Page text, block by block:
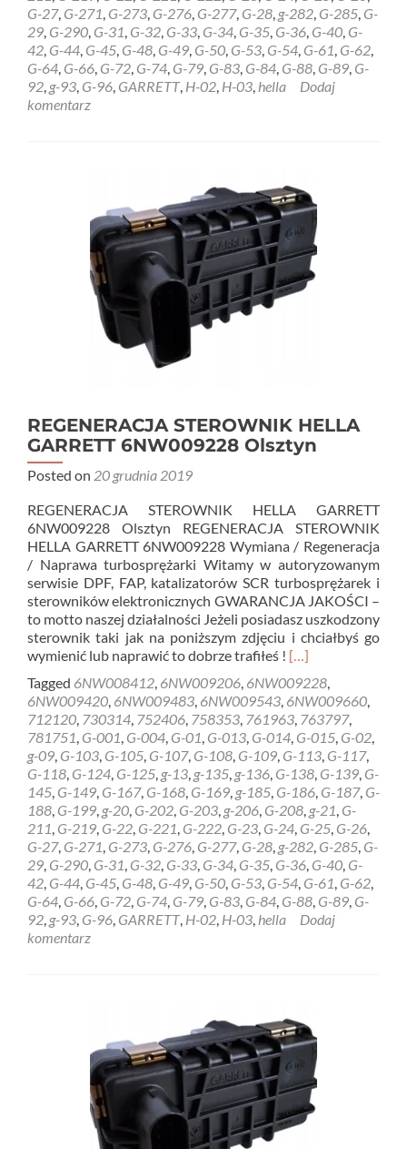
G-27, G-271, G-273, G-276, G-277, G-28, g-282, G-285, G-
29, G-290, G-31, G-32, G-33, G-34, G-35, G-36, G-40, G-
42, G-44, G-45, G-48, G-49, G-50, G-53, G-54, G-61, G-62,
G-64, G-66, G-72, G-74, G-79, G-83, G-84, G-88, G-89, G-
92, g-93, G-96, GARRETT, H-02, H-03, hella
Dodaj
komentarz
REGENERACJA STEROWNIK HELLA
GARRETT 6NW009228 Olsztyn
Posted on 20 grudnia 2019
REGENERACJA STEROWNIK HELLA GARRETT
6NW009228 Olsztyn REGENERACJA STEROWNIK
HELLA GARRETT 6NW009228 Wymiana / Regeneracja
/ Naprawa turbosprężarki Witamy w autoryzowanym
serwisie DPF, FAP, katalizatorów SCR turbosprężarek i
sterowników elektronicznych GWARANCJA JAKOŚCI –
to motto naszej działalności Jeżeli posiadasz uszkodzony
sterownik taki jak na poniższym zdjęciu i chciałbyś go
wymienić lub naprawić to dobrze trafiłeś ! Read
about
REGENERACJA
STEROWNIK
HELLA
GARRETT
6NW009228
Olsztyn
[…]
Tagged 6NW008412, 6NW009206, 6NW009228,
6NW009420, 6NW009483, 6NW009543, 6NW009660,
712120, 730314, 752406, 758353, 761963, 763797,
781751, G-001, G-004, G-01, G-013, G-014, G-015, G-02,
g-09, G-103, G-105, G-107, G-108, G-109, G-113, G-117,
G-118, G-124, G-125, g-13, g-135, g-136, G-138, G-139, G-
145, G-149, G-167, G-168, G-169, g-185, G-186, G-187, G-
188, G-199, g-20, G-202, G-203, g-206, G-208, g-21, G-
211, G-219, G-22, G-221, G-222, G-23, G-24, G-25, G-26,
G-27, G-271, G-273, G-276, G-277, G-28, g-282, G-285, G-
29, G-290, G-31, G-32, G-33, G-34, G-35, G-36, G-40, G-
42, G-44, G-45, G-48, G-49, G-50, G-53, G-54, G-61, G-62,
G-64, G-66, G-72, G-74, G-79, G-83, G-84, G-88, G-89, G-
92, g-93, G-96, GARRETT, H-02, H-03, hella
Dodaj
komentarz